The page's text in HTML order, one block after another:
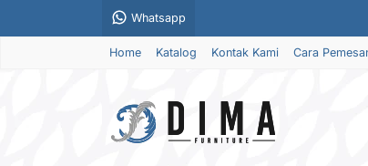
Whatsapp
Home Katalog Kontak Kami Cara